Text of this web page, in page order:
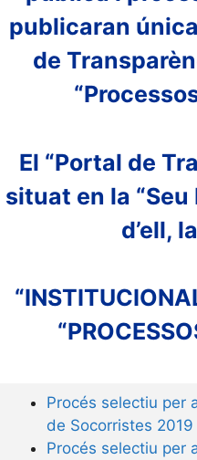
publicaran
de
El “Portal de
situat en la
d’ell,
Procés selectiu per
de Socorristes 2019
Procés selectiu per